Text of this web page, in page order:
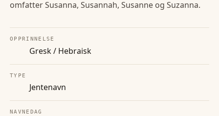
omfatter Susanna, Susannah, Susanne og Suzanna.
OPPRINNELSE
Gresk / Hebraisk
TYPE
Jentenavn
NAVNEDAG